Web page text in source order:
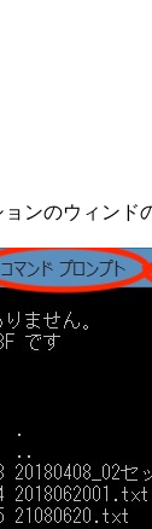
ンのウィンド